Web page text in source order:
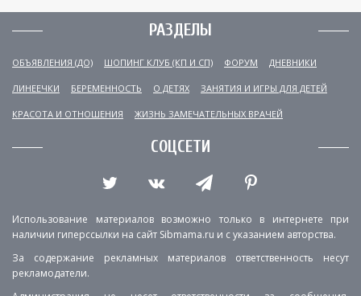
РАЗДЕЛЫ
ОБЪЯВЛЕНИЯ (ДО) ШОПИНГ КЛУБ (КП И СП) ФОРУМ ДНЕВНИКИ
ЛИНЕЕЧКИ БЕРЕМЕННОСТЬ О ДЕТЯХ ЗАНЯТИЯ И ИГРЫ ДЛЯ ДЕТЕЙ
КРАСОТА И ОТНОШЕНИЯ ЖИЗНЬ ЗАМЕЧАТЕЛЬНЫХ ВРАЧЕЙ
СОЦСЕТИ
Использование материалов возможно только в интернете при
наличии гиперссылки на сайт Sibmama.ru и с указанием авторства.
За содержание рекламных материалов ответственность несут
рекламодатели.